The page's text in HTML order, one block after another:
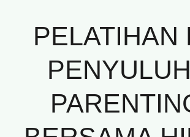
Program
Publikasi
PELATIHAN